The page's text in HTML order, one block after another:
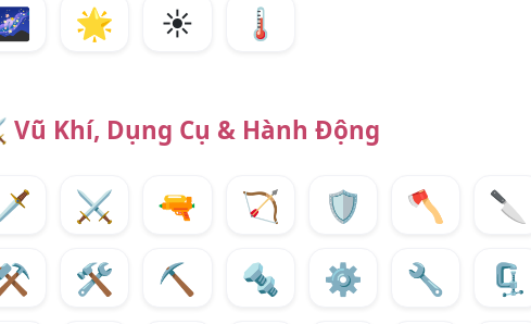
🌟 ☀️ 🌡️
Vũ Khí, Dụng Cụ & Hành Động
⚔️ 🔫 🏹 🛡️ 🪓 🔪
🛠️ ⛏️ 🔩 ⚙️ 🔧 🗜️